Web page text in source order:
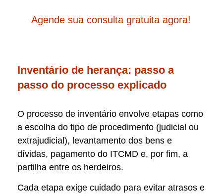
Agende sua consulta gratuita agora!
Inventário de herança: passo a
passo do processo explicado
O processo de inventário envolve etapas como
a escolha do tipo de procedimento (judicial ou
extrajudicial), levantamento dos bens e
dívidas, pagamento do ITCMD e, por fim, a
partilha entre os herdeiros.
Cada etapa exige cuidado para evitar atrasos e